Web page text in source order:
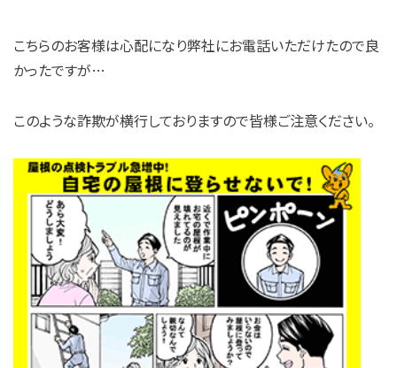
こちらのお客様は心配になり弊社にお電話いただけたので良
かったですが…
このような詐欺が横行しておりますので皆様ご注意ください。